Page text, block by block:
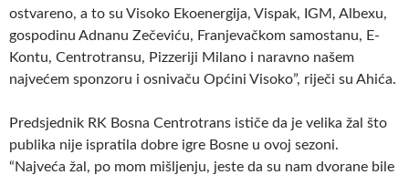
ostvareno, a to su Visoko Ekoenergija, Vispak, IGM, Albexu,
gospodinu Adnanu Zečeviću, Franjevačkom samostanu, E-
Kontu, Centrotransu, Pizzeriji Milano i naravno našem
najvećem sponzoru i osnivaču Općini Visoko”, riječi su Ahića.
Predsjednik RK Bosna Centrotrans ističe da je velika žal što
publika nije ispratila dobre igre Bosne u ovoj sezoni.
“Najveća žal, po mom mišljenju, jeste da su nam dvorane bile